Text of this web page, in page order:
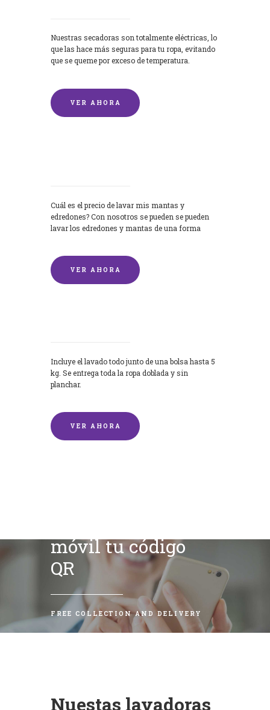
Nuestras secadoras son totalmente eléctricas, lo
que las hace más seguras para tu ropa, evitando
que se queme por exceso de temperatura.
VER AHORA
Cuál es el precio de lavar mis mantas y
edredones? Con nosotros se pueden se pueden
lavar los edredones y mantas de una forma
VER AHORA
Incluye el lavado todo junto de una bolsa hasta 5
kg. Se entrega toda la ropa doblada y sin
planchar.
VER AHORA
móvil tu código
QR
FREE COLLECTION AND DELIVERY
Nuestas lavadoras